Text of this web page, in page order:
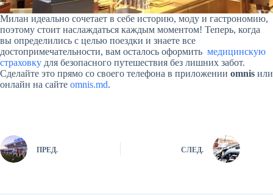
Милан идеально сочетает в себе историю, моду и гастрономию,
поэтому стоит наслаждаться каждым моментом! Теперь, когда
вы определились с целью поездки и знаете все
достопримечательности, вам осталось оформить медицинскую
страховку для безопасного путешествия без лишних забот.
Сделайте это прямо со своего телефона в приложении omnis или
онлайн на сайте omnis.md.
ПРЕД. СЛЕД.